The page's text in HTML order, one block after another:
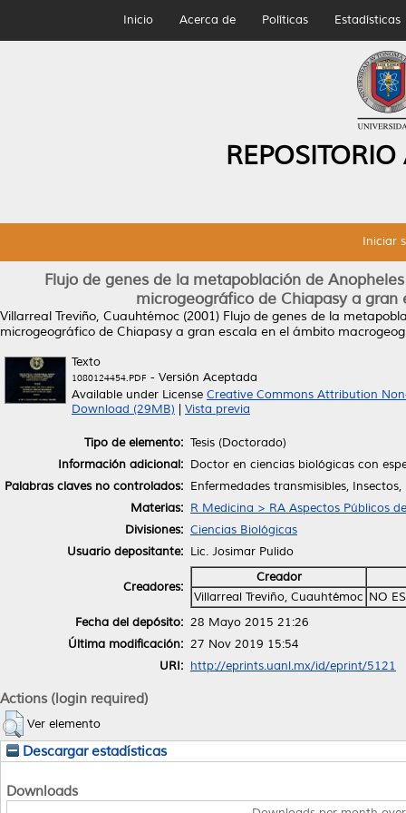
Inicio Acerca de Políticas Estadísticas
Iniciar
Flujo de genes de la metapoblación de
microgeográfico de Chiapasy a
Villarreal Treviño, Cuauhtémoc (2001) Flujo de genes de la
microgeográfico de Chiapasy a gran escala en el ámbito
Texto
1080124454.PDF - Versión Aceptada
Available under License Creative Commons Attribution
Download (29MB)
Vista previa
Tipo de elemento: Tesis (Doctorado)
Información adicional: Doctor en ciencias biológicas con
Palabras claves no controlados: Enfermedades transmisibles,
Materias: R Medicina > RA Aspectos Públicos
Divisiones: Ciencias Biológicas
Usuario depositante: Lic. Josimar Pulido
Creadores:
Creador
Villarreal Treviño, Cuauhtémoc NO
Fecha del depósito: 28 Mayo 2015 21:26
Última modificación: 27 Nov 2019 15:54
URI: http://eprints.uanl.mx/id/eprint/5121
Actions (login required)
Ver elemento
Descargar estadísticas
Downloads